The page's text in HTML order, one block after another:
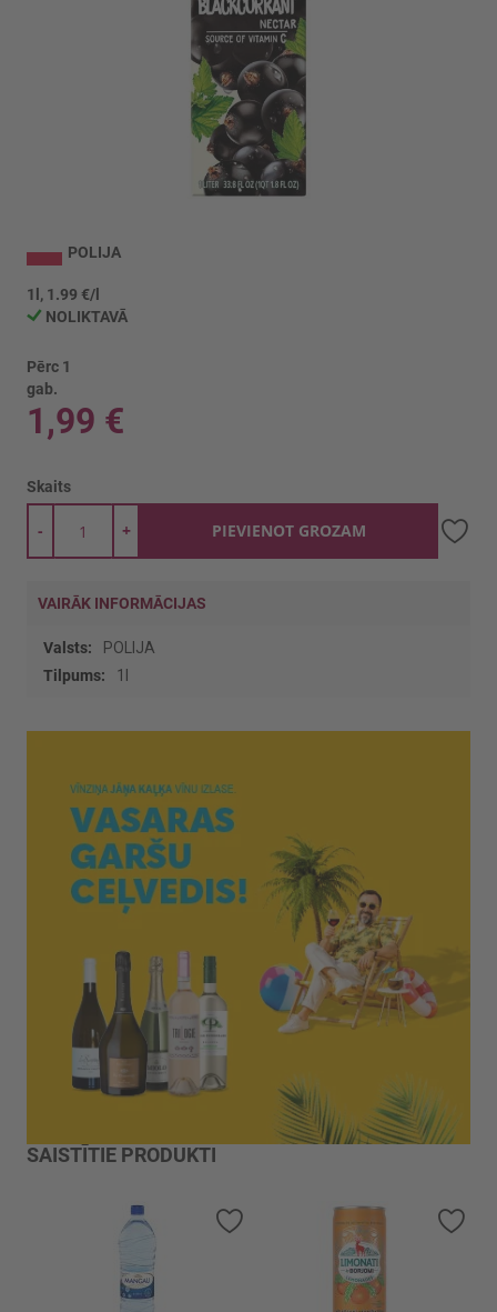
uz
galerijas
sākumu
POLIJA
1l, 1.99 €/l
NOLIKTAVĀ
Pērc 1
gab.
1,99 €
Skaits
+
- PIEVIENOT GROZAM
VAIRĀK INFORMĀCIJAS
Vairāk
informācijas
POLIJA
1l
SAISTĪTIE PRODUKTI
Pievienot vēlmju sarakstam